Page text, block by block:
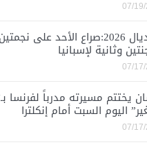
07/
مونديال 2026:صراع الأحد على
وثانية لإسبانيا
07/
يختتم مسيرته مدرباً لفرنسا
اليوم السبت أمام إنكلترا
07/